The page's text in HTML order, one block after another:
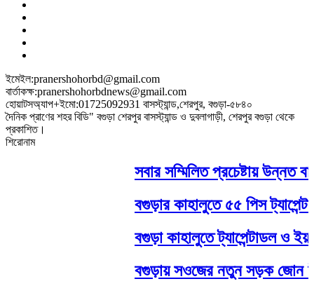
ইমেইল:pranershohorbd@gmail.com
বার্তাকক্ষ:pranershohorbdnews@gmail.com
হোয়াটসঅ্যাপ+ইমো:01725092931 বাসস্ট্যান্ড,শেরপুর, বগুড়া-৫৮৪০
দৈনিক প্রাণের শহর বিডি" বগুড়া শেরপুর বাসস্ট্যান্ড ও দুবলাগাড়ী, শেরপুর বগুড়া থেকে
প্রকাশিত।
শিরোনাম
সবার সম্মিলিত প্রচেষ্টায় উন্নত
বগুড়ার কাহালুতে ৫৫ পিস
বগুড়া কাহালুতে ট্যাপেন্টাডল ও
বগুড়ায় সওজের নতুন সড়ক জোন